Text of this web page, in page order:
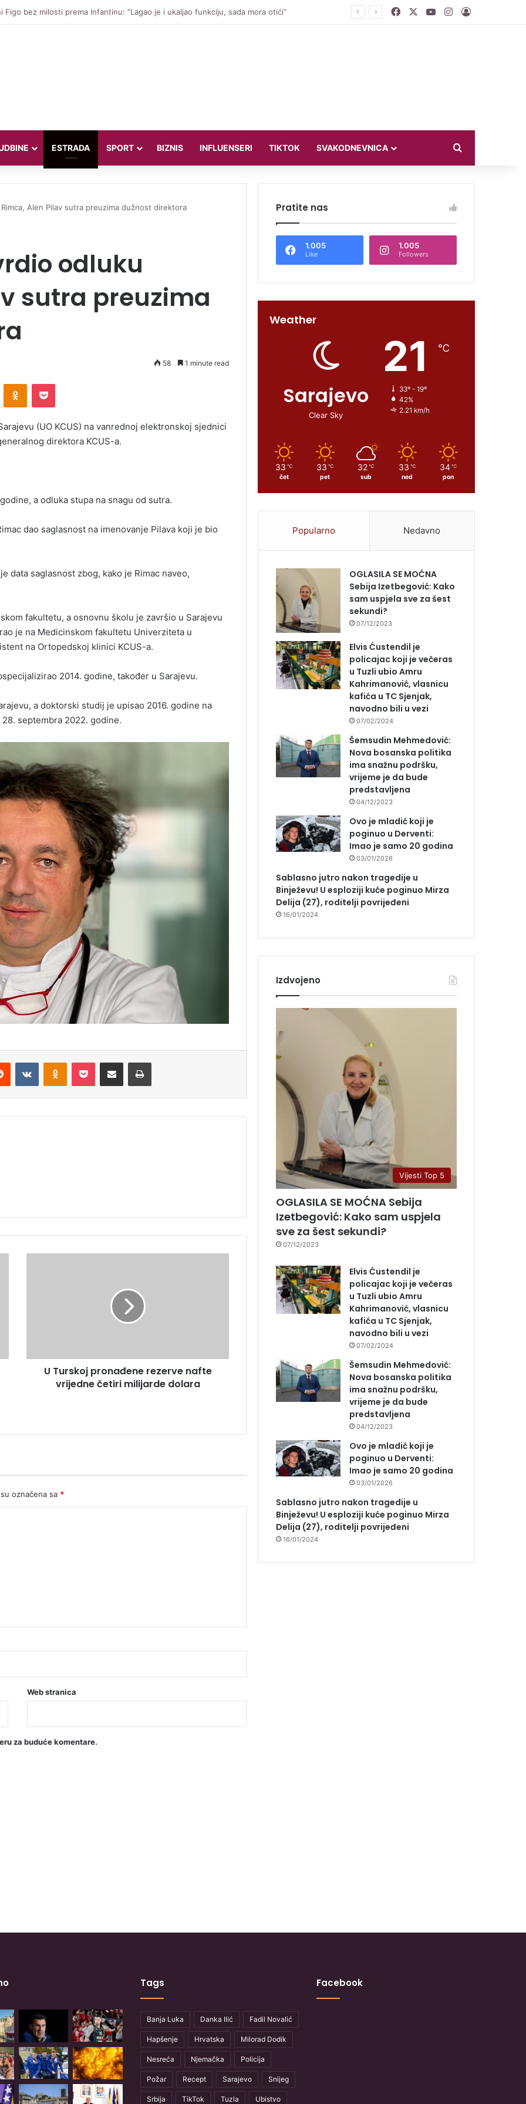
iznio neuobičajen uslov za potpis s Maccabijem, tražio je privatnog šetača za svog psa FacebookYouTubeInstagram
Log In
ESTRADA SPORT BIZNIS INFLUENSERI TIKTOK SVAKODNEVNICA
Alen Pilav sutra preuzima dužnost direktora
odluku
sutra preuzima
58 1 minute read
Odnoklassniki
Pocket
(UO KCUS) na vanrednoj elektronskoj sjednici
direktora KCUS-a.
a odluka stupa na snagu od sutra.
dao saglasnost na imenovanje Pilava koji je bio
data saglasnost zbog, kako je Rimac naveo,
fakultetu, a osnovnu školu je završio u Sarajevu
je na Medicinskom fakultetu Univerziteta u
na Ortopedskoj klinici KCUS-a.
2014. godine, također u Sarajevu.
a doktorski studij je upisao 2016. godine na
septembra 2022. godine.
Reddit VKontakteOdnoklassniki
Pocket Share via Email Print
dolara
U Turskoj pronađene rezerve nafte
vrijedne četiri milijarde dolara
označena sa *
Web stranica
za buduće komentare.
Pratite nas
1.005
Like
1.005
Followers
Weather
Sarajevo
Clear Sky
21 ℃
33º - 19º
42%
2.21 km/h
33 ℃
čet
33 ℃
pet
32 ℃
sub
33 ℃
ned
34 ℃
pon
Popularno Nedavno
OGLASILA SE MOĆNA
Sebija Izetbegović: Kako
sam uspjela sve za šest
sekundi?
07/12/2023
Elvis Ćustendil je
policajac koji je večeras
u Tuzli ubio Amru
Kahrimanović, vlasnicu
kafića u TC Sjenjak,
navodno bili u vezi
07/02/2024
Šemsudin Mehmedović:
Nova bosanska politika
ima snažnu podršku,
vrijeme je da bude
predstavljena
04/12/2023
Ovo je mladić koji je
poginuo u Derventi:
Imao je samo 20 godina
03/01/2026
Sablasno jutro nakon tragedije u
Binježevu! U esploziji kuće poginuo Mirza
Delija (27), roditelji povrijeđeni
16/01/2024
Izdvojeno
Vijesti Top 5
OGLASILA SE MOĆNA Sebija
Izetbegović: Kako sam uspjela
sve za šest sekundi?
07/12/2023
Elvis Ćustendil je
policajac koji je večeras
u Tuzli ubio Amru
Kahrimanović, vlasnicu
kafića u TC Sjenjak,
navodno bili u vezi
07/02/2024
Šemsudin Mehmedović:
Nova bosanska politika
ima snažnu podršku,
vrijeme je da bude
predstavljena
04/12/2023
Ovo je mladić koji je
poginuo u Derventi:
Imao je samo 20 godina
03/01/2026
Sablasno jutro nakon tragedije u
Binježevu! U esploziji kuće poginuo Mirza
Delija (27), roditelji povrijeđeni
16/01/2024
Tags
Banja Luka Danka Ilić Fadil Novalić
Hapšenje Hrvatska Milorad Dodik
Nesreća Njemačka Policija
Požar Recept Sarajevo Snijeg
Srbija TikTok Tuzla Ubistvo
Facebook